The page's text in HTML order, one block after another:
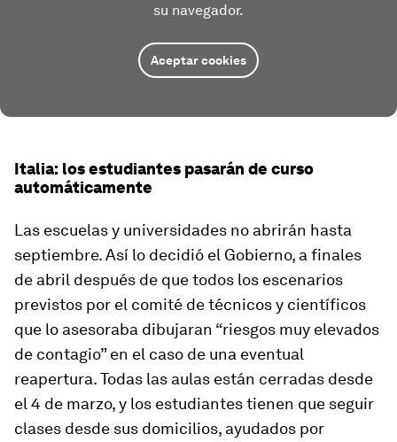
su navegador.
Aceptar cookies
Italia: los estudiantes pasarán de curso
automáticamente
Las escuelas y universidades no abrirán hasta
septiembre. Así lo decidió el Gobierno, a finales
de abril después de que todos los escenarios
previstos por el comité de técnicos y científicos
que lo asesoraba dibujaran “riesgos muy elevados
de contagio” en el caso de una eventual
reapertura. Todas las aulas están cerradas desde
el 4 de marzo, y los estudiantes tienen que seguir
clases desde sus domicilios, ayudados por